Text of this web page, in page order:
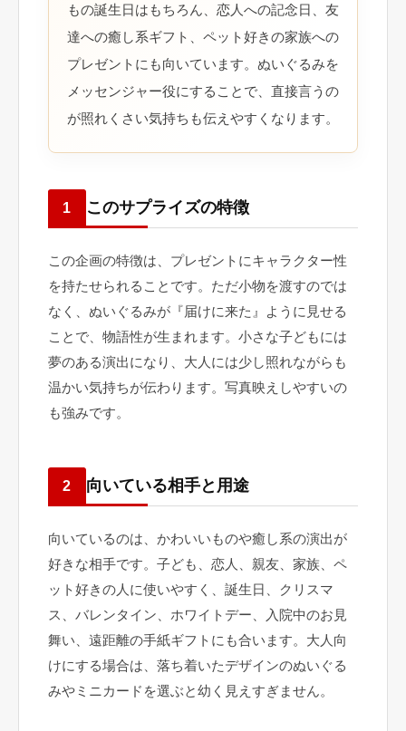
もの誕生日はもちろん、恋人への記念日、友
達への癒し系ギフト、ペット好きの家族への
プレゼントにも向いています。ぬいぐるみを
メッセンジャー役にすることで、直接言うの
が照れくさい気持ちも伝えやすくなります。
1 このサプライズの特徴
この企画の特徴は、プレゼントにキャラクター性
を持たせられることです。ただ小物を渡すのでは
なく、ぬいぐるみが『届けに来た』ように見せる
ことで、物語性が生まれます。小さな子どもには
夢のある演出になり、大人には少し照れながらも
温かい気持ちが伝わります。写真映えしやすいの
も強みです。
2 向いている相手と用途
向いているのは、かわいいものや癒し系の演出が
好きな相手です。子ども、恋人、親友、家族、ペ
ット好きの人に使いやすく、誕生日、クリスマ
ス、バレンタイン、ホワイトデー、入院中のお見
舞い、遠距離の手紙ギフトにも合います。大人向
けにする場合は、落ち着いたデザインのぬいぐる
みやミニカードを選ぶと幼く見えすぎません。